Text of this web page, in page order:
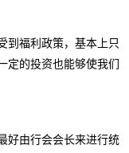
到福利政策，基本上只
的投资也能够使我们
好由行会会长来进行统